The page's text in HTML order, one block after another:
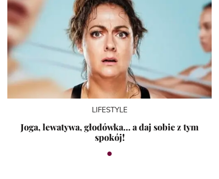
LIFESTYLE
Joga, lewatywa, głodówka… a daj sobie z tym
spokój!